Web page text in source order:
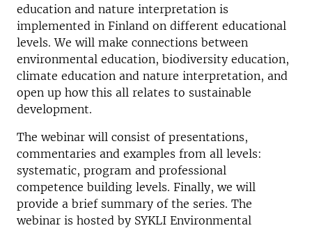
education and nature interpretation is
implemented in Finland on different educational
levels. We will make connections between
environmental education, biodiversity education,
climate education and nature interpretation, and
open up how this all relates to sustainable
development.
The webinar will consist of presentations,
commentaries and examples from all levels:
systematic, program and professional
competence building levels. Finally, we will
provide a brief summary of the series. The
webinar is hosted by SYKLI Environmental